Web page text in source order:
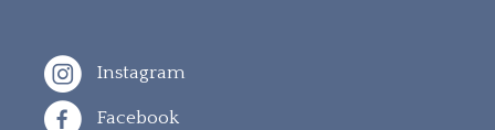
Instagram
Facebook